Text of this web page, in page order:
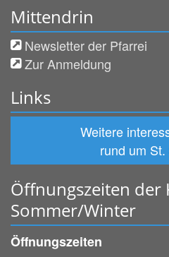
Mittendrin
Newsletter der Pfarrei
Zur Anmeldung
Links
Weitere
rund um
Öffnungszeiten der
Sommer/Winter
Öffnungszeiten